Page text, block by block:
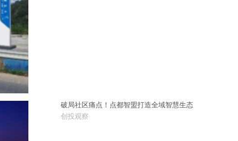
破局社区痛点！点都智盟打造全域智慧生态
创投观察